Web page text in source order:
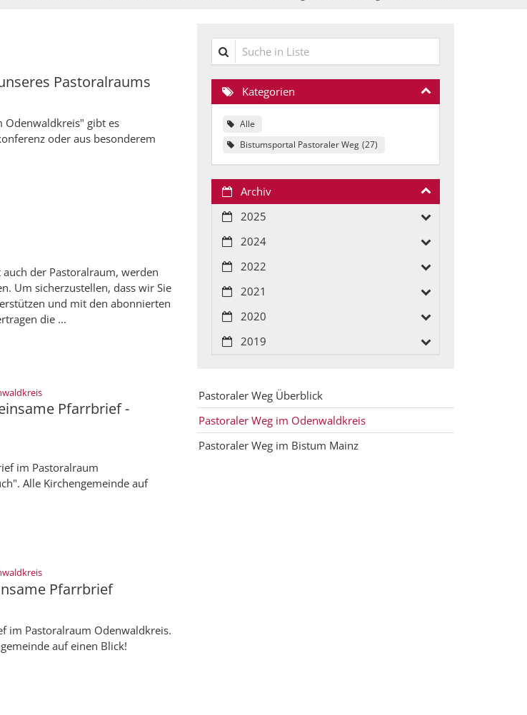
Pastoralraums
Odenwaldkreis" gibt es
oder aus besonderem
der Pastoralraum, werden
Um sicherzustellen, dass wir Sie
und mit den abonnierten
die ...
:
Pfarrbrief -
im Pastoralraum
Alle Kirchengemeinde auf
:
Pfarrbrief
im Pastoralraum Odenwaldkreis.
auf einen Blick!
Suche in Liste
Kategorien
Alle
Bistumsportal Pastoraler Weg 27
Archiv
2025
2024
2022
2021
2020
2019
Pastoraler Weg Überblick
Pastoraler Weg im Odenwaldkreis
Pastoraler Weg im Bistum Mainz